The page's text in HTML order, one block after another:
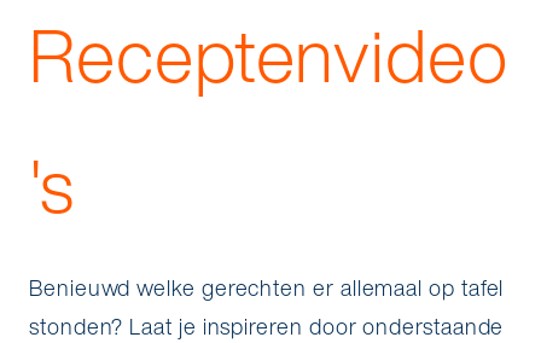
Receptenvideo
's
Benieuwd welke gerechten er allemaal op tafel
stonden? Laat je inspireren door onderstaande